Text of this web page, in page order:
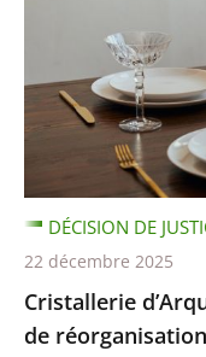
Cristallerie
de
DÉCISION DE
22 décembre 2025